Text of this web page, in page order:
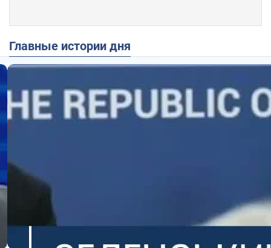
Главные истории дня